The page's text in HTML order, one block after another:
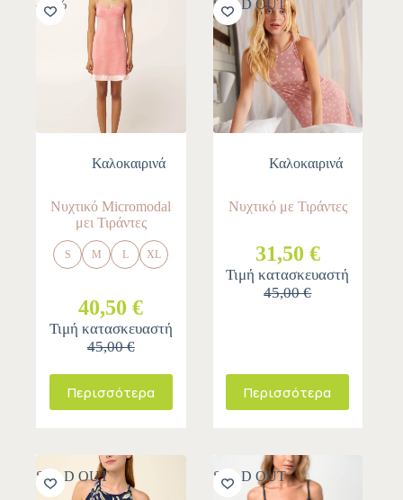
-10%
Καλοκαιρινά
Νυχτικό Micromodal
μει Τιράντες
S M L XL
40,50 €
Τιμή κατασκευαστή
45,00 €
Περισσότερα
SOLD OUT
Καλοκαιρινά
Νυχτικό με Τιράντες
31,50 €
Τιμή κατασκευαστή
45,00 €
Περισσότερα
SOLD OUT SOLD OUT